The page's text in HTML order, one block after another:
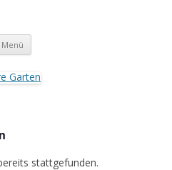
Menü Zum
springen
stattgefunden.